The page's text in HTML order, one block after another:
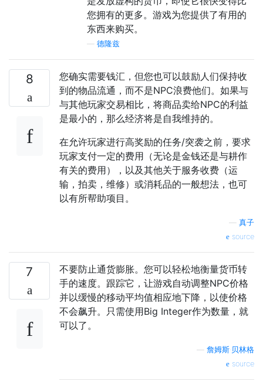
您拥有的更多。游戏为您提供了有用的
东西来购买。
德隆兹
8
您确实需要钱汇，但您也可以鼓励人们保持收
到的物品流通，而不是NPC浪费他们。如果与
与其他玩家交易相比，将商品卖给NPC的利益
是最小的，那么经济将是自我维持的。
在允许玩家进行高奖励的任务/突袭之前，要求
玩家支付一定的费用（无论是金钱还是与耕作
有关的费用），以及其他关于服务收费（运
输，拍卖，维修）或消耗品的一般想法，也可
以有所帮助项目。
真子
source
7
不要防止通货膨胀。您可以轻松地衡量货币转
手的速度。跟踪它，让游戏自动调整NPC价格
并以缓慢的移动平均值相应地下降，以使价格
不会飙升。只需使用Big Integer作为数量，就
可以了。
詹姆斯·贝林格
source